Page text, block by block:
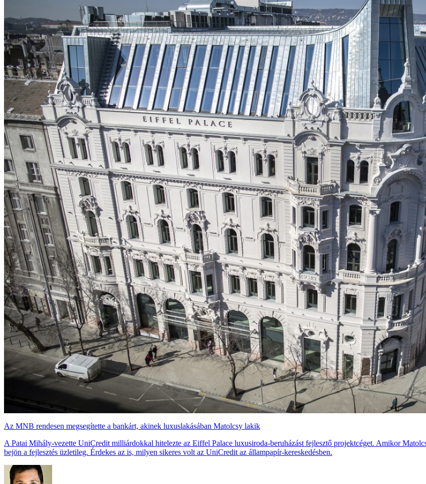
Az MNB rendesen megsegítette a bankárt, akinek luxuslakásában Matolcsy lakik
A Patai Mihály-vezette UniCredit milliárdokkal hitelezte az Eiffel Palace luxusiroda-beruházást fejlesztő projektcéget. Amikor
bejön a fejlesztés üzletileg. Érdekes az is, milyen sikeres volt az UniCredit az állampapír-kereskedésben.